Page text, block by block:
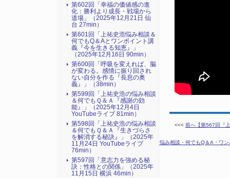
<<< 前へ【第567回『
次へ【第569回『上祐史浩 悩み相談・何でもQ＆A・ワ
第602回「幸福の価値感の進
化：勝利より成長・戦場から
道場」（2025年12月21日 仙
台 27min）
第601回「上祐史浩悩み相談＆
何でもQ＆Aとワンポイント講
義『今を生きる知恵』」
（2025年12月16日 90min）
第600回「呼吸を変えれば、脳
が変わる。感情に振り回され
ない自分を作る『長息の奥
義』」（38min）
第599回「上祐史浩の悩み相談
＆何でもＱ＆Ａ『感謝の効
能』」（2025年12月4日
YouTubeライブ 81min）
第598回「上祐史浩の悩み相談
＆何でもＱ＆Ａ『生きづらさ
を解消する秘訣』​」（2025年
11月24日 YouTubeライブ
76min）
第597回「意志力を強める秘
訣：性格との関係」（2025年
11月15日 横浜 46min）